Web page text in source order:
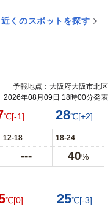
近くのスポットを探す
予報地点：大阪府大阪市北区
2026年08月09日 18時00分発表
℃[-1] 28℃[+2]
12-18 18-24
--- 40%
℃[0] 25℃[-3]